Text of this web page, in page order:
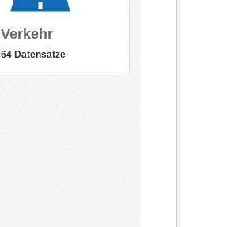
Verkehr
64 Datensätze